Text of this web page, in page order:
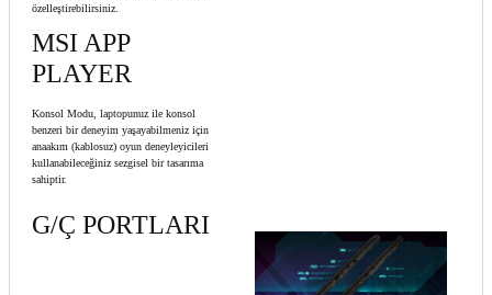
özelleştirebilirsiniz.
MSI APP
PLAYER
Konsol Modu, laptopunuz ile konsol
benzeri bir deneyim yaşayabilmeniz için
anaakım (kablosuz) oyun deneyleyicileri
kullanabileceğiniz sezgisel bir tasarıma
sahiptir.
G/Ç PORTLARI